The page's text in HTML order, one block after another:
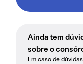
Ainda tem
sobre o
Em caso de